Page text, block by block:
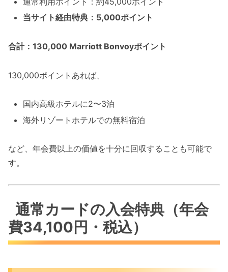
当サイト経由特典：5,000ポイント
合計：130,000 Marriott Bonvoyポイント
130,000ポイントあれば、
国内高級ホテルに2〜3泊
海外リゾートホテルでの無料宿泊
など、年会費以上の価値を十分に回収することも可能で
す。
通常カードの入会特典（年会
費34,100円・税込）